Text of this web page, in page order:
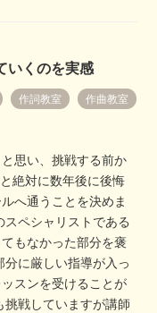
いくのを実感
作詞教室 作曲教室
思い、挑戦する前か
絶対に数年後に後悔
へ通うことを決めま
スペシャリストである
もなかった部分を褒
に厳しい指導が入っ
スンを受けることが
戦していますが講師